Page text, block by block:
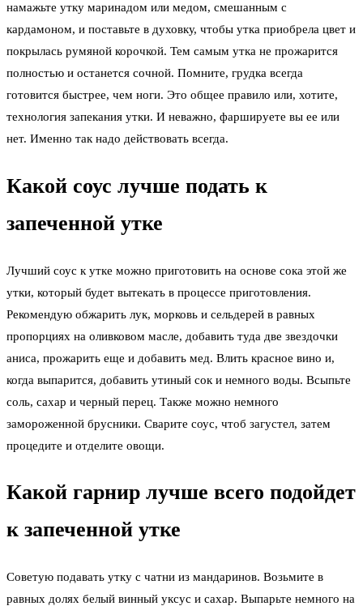
намажьте утку маринадом или медом, смешанным с
кардамоном, и поставьте в духовку, чтобы утка приобрела цвет и
покрылась румяной корочкой. Тем самым утка не прожарится
полностью и останется сочной. Помните, грудка всегда
готовится быстрее, чем ноги. Это общее правило или, хотите,
технология запекания утки. И неважно, фаршируете вы ее или
нет. Именно так надо действовать всегда.
Какой соус лучше подать к
запеченной утке
Лучший соус к утке можно приготовить на основе сока этой же
утки, который будет вытекать в процессе приготовления.
Рекомендую обжарить лук, морковь и сельдерей в равных
пропорциях на оливковом масле, добавить туда две звездочки
аниса, прожарить еще и добавить мед. Влить красное вино и,
когда выпарится, добавить утиный сок и немного воды. Всыпьте
соль, сахар и черный перец. Также можно немного
замороженной брусники. Сварите соус, чтоб загустел, затем
процедите и отделите овощи.
Какой гарнир лучше всего подойдет
к запеченной утке
Советую подавать утку с чатни из мандаринов. Возьмите в
равных долях белый винный уксус и сахар. Выпарьте немного на